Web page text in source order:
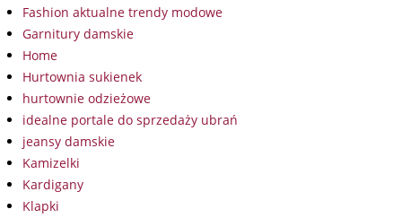
Fashion aktualne trendy modowe
Garnitury damskie
Home
Hurtownia sukienek
hurtownie odzieżowe
idealne portale do sprzedaży ubrań
jeansy damskie
Kamizelki
Kardigany
Klapki